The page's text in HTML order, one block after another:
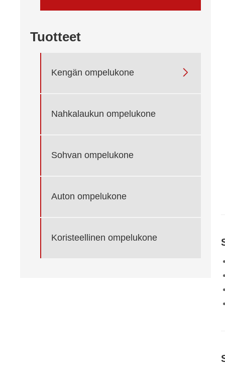
Tuotteet
Kengän ompelukone 
Nahkalaukun ompelukone
Sohvan ompelukone
Auton ompelukone
Koristeellinen ompelukone